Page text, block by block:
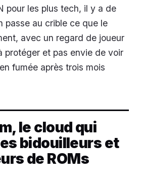
pour les plus tech, il y a de
passe au crible ce que le
avec un regard de joueur
protéger et pas envie de voir
fumée après trois mois
le cloud qui
bidouilleurs et
de ROMs